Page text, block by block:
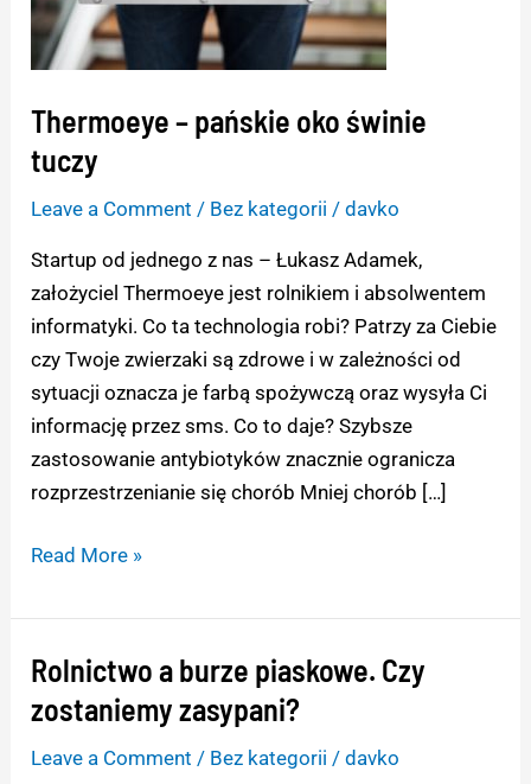
Thermoeye – pańskie oko świnie
tuczy
Leave a Comment / Bez kategorii /davko
Startup od jednego z nas – Łukasz Adamek,
założyciel Thermoeye jest rolnikiem i absolwentem
informatyki. Co ta technologia robi? Patrzy za Ciebie
czy Twoje zwierzaki są zdrowe i w zależności od
sytuacji oznacza je farbą spożywczą oraz wysyła Ci
informację przez sms. Co to daje? Szybsze
zastosowanie antybiotyków znacznie ogranicza
rozprzestrzenianie się chorób Mniej chorób […]
tuczy
Read More »
Rolnictwo a burze piaskowe. Czy
zostaniemy zasypani?
Leave a Comment / Bez kategorii /davko
Rolnictwo
piaskowe.